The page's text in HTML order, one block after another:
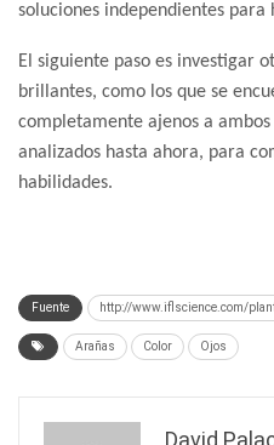
soluciones independientes para
El siguiente paso es investigar
brillantes, como los que se
completamente ajenos a
analizados hasta ahora, para
habilidades.
Fuente http://www.iflscience.com/
Arañas Color Ojos